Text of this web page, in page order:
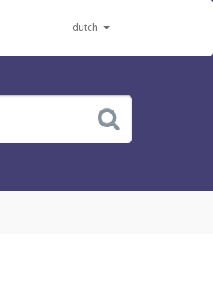
dutch